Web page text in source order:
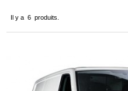
Il y a 6 produits.